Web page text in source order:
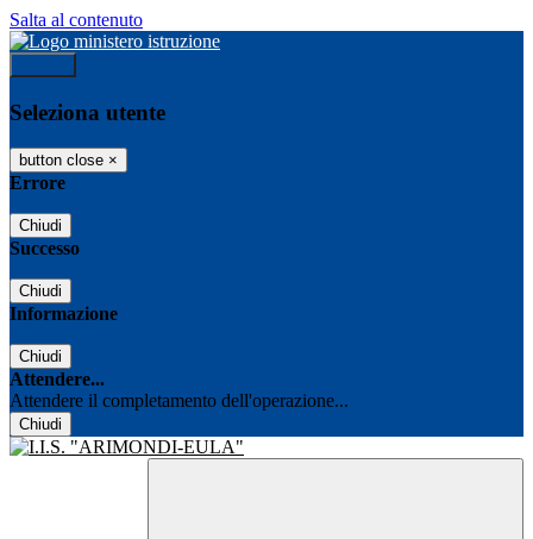
Salta al contenuto
Seleziona utente
button close ×
Errore
Chiudi
Successo
Chiudi
Informazione
Chiudi
Attendere...
Attendere il completamento dell'operazione...
Chiudi